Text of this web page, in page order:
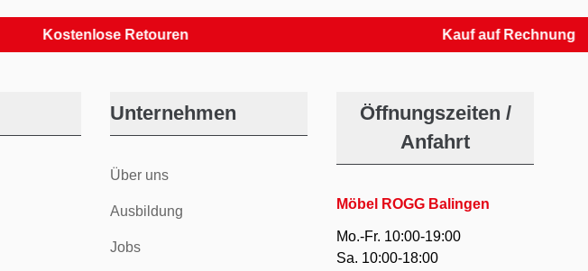
Kostenlose Retouren Kauf auf Rechnung
Unternehmen
Über uns
Ausbildung
Jobs
Öffnungszeiten /
Anfahrt
Möbel ROGG Balingen
Mo.-Fr. 10:00-19:00
Sa. 10:00-18:00